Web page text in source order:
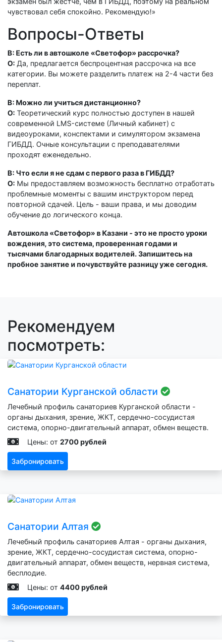
чувствовал себя спокойно. Рекомендую!»
Вопросы-Ответы
В: Есть ли в автошколе «Светофор» рассрочка?
О: Да, предлагается беспроцентная рассрочка на все
категории. Вы можете разделить платеж на 2-4 части без
переплат.
В: Можно ли учиться дистанционно?
О: Теоретический курс полностью доступен в нашей
современной LMS-системе (Личный кабинет) с
видеоуроками, конспектами и симулятором экзамена
ГИБДД. Очные консультации с преподавателями
проходят еженедельно.
В: Что если я не сдам с первого раза в ГИБДД?
О: Мы предоставляем возможность бесплатно отработать
проблемные моменты с вашим инструктором перед
повторной сдачей. Цель - ваши права, и мы доводим
обучение до логического конца.
Автошкола «Светофор» в Казани - это не просто уроки
вождения, это система, проверенная годами и
тысячами благодарных водителей. Запишитесь на
пробное занятие и почувствуйте разницу уже сегодня.
Рекомендуем
посмотреть:
Санатории Курганской области
Лечебный профиль санаториев Курганской области -
органы дыхания, зрение, ЖКТ, сердечно-сосудистая
система, опорно-двигательный аппарат, обмен веществ.
Цены: от 2700 рублей
Забронировать
Санатории Алтая
Лечебный профиль санаториев Алтая - органы дыхания,
зрение, ЖКТ, сердечно-сосудистая система, опорно-
двигательный аппарат, обмен веществ, нервная система,
бесплодие.
Цены: от 4400 рублей
Забронировать